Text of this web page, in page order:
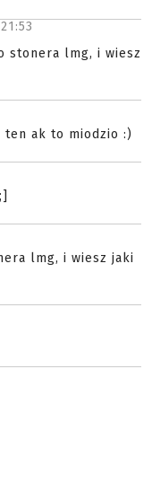
21:53
stonera lmg, i wiesz
ten ak to miodzio :)
lmg, i wiesz jaki